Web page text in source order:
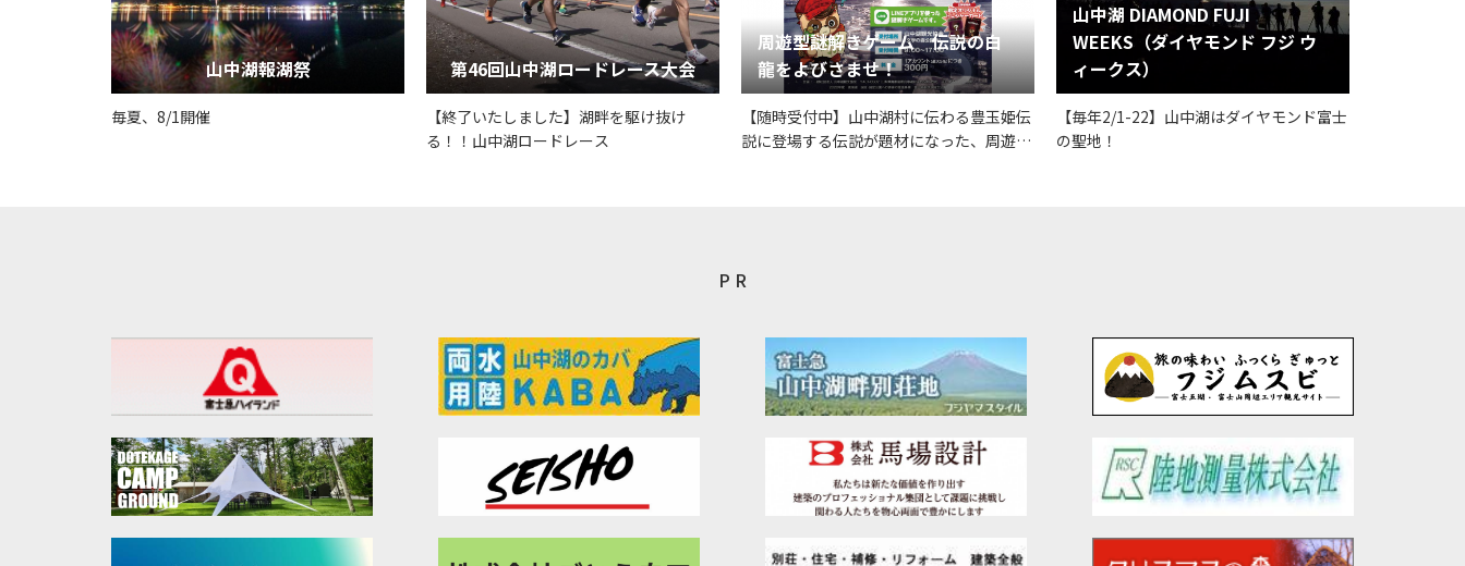
山中湖報湖祭
毎夏、8/1開催
第46回山中湖ロードレース大会
【終了いたしました】湖畔を駆け抜け
る！！山中湖ロードレース
周遊型謎解きゲーム 伝説の白
龍をよびさませ！
【随時受付中】山中湖村に伝わる豊玉姫伝
説に登場する伝説が題材になった、周遊型
山中湖 DIAMOND FUJI
WEEKS（ダイヤモンド フジ ウ
ィークス）
【毎年2/1-22】山中湖はダイヤモンド富士
の聖地！
P R